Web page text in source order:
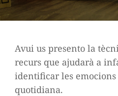
Avui us presento la
recurs que ajudarà a
identificar les
quotidiana.